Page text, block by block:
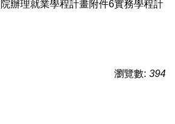
辦理就業學程計畫附件6實務學程計
瀏覽數: 394